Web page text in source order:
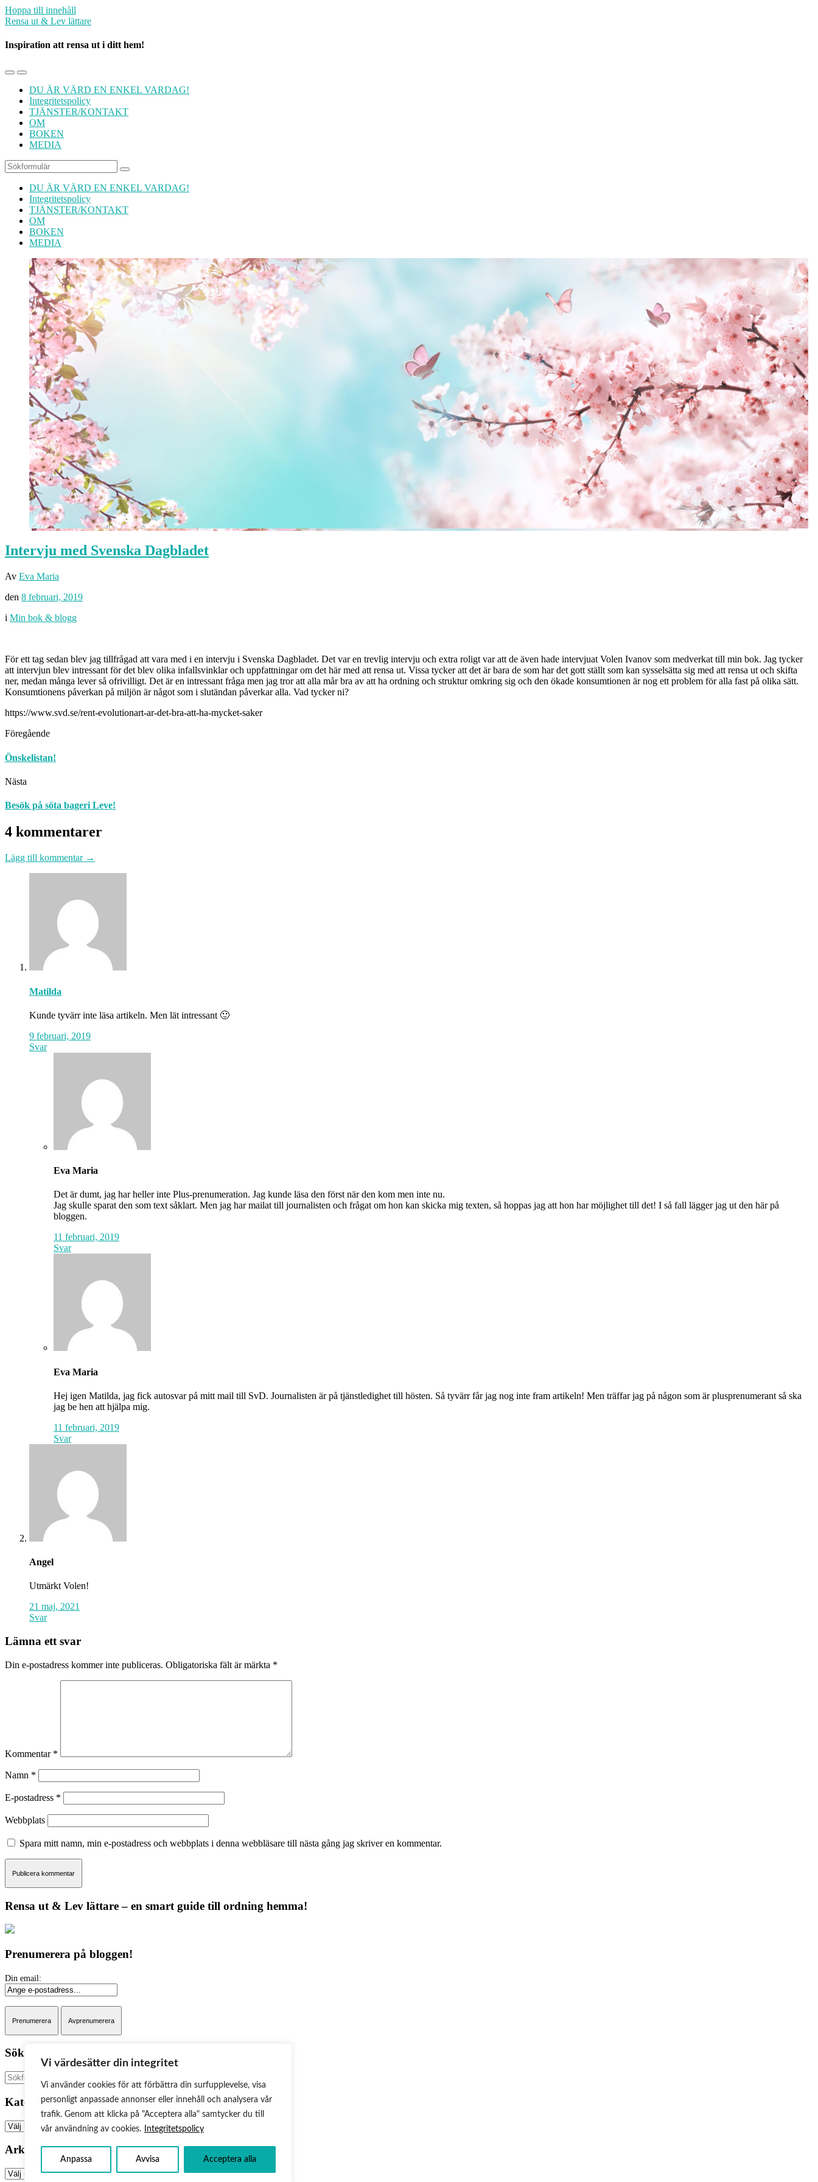
Vi värdesätter din integritet
Vi använder cookies för att förbättra din surfupplevelse, visa
personligt anpassade annonser eller innehåll och analysera vår
trafik. Genom att klicka på "Acceptera alla" samtycker du till
vår användning av cookies.
Integritetspolicy
Anpassa Avvisa Acceptera alla
Hoppa till innehåll
Rensa ut & Lev lättare
Inspiration att rensa ut i ditt hem!
Slå
mobilmenyn
Slå
på/av
sökfältet
DU ÄR VÄRD EN ENKEL VARDAG!
Integritetspolicy
TJÄNSTER/KONTAKT
OM
BOKEN
MEDIA
Sök
DU ÄR VÄRD EN ENKEL VARDAG!
Integritetspolicy
TJÄNSTER/KONTAKT
OM
BOKEN
MEDIA
Intervju med Svenska Dagbladet
Av Eva Maria
den 8 februari, 2019
i Min bok & blogg
För ett tag sedan blev jag tillfrågad att vara med i en intervju i Svenska Dagbladet. Det var en trevlig intervju och extra roligt var att de även hade intervjuat Volen Ivanov som medverkat till min bok. Jag tycker
att intervjun blev intressant för det blev olika infallsvinklar och uppfattningar om det här med att rensa ut. Vissa tycker att det är bara de som har det gott ställt som kan sysselsätta sig med att rensa ut och skifta
ner, medan många lever så ofrivilligt. Det är en intressant fråga men jag tror att alla mår bra av att ha ordning och struktur omkring sig och den ökade konsumtionen är nog ett problem för alla fast på olika sätt.
Konsumtionens påverkan på miljön är något som i slutändan påverkar alla. Vad tycker ni?
https://www.svd.se/rent-evolutionart-ar-det-bra-att-ha-mycket-saker
Föregående
Önskelistan!
Nästa
Besök på söta bageri Leve!
4 kommentarer
Lägg till kommentar →
Matilda
Kunde tyvärr inte läsa artikeln. Men lät intressant 🙂
9 februari, 2019
Svar
Eva Maria
Det är dumt, jag har heller inte Plus-prenumeration. Jag kunde läsa den först när den kom men inte nu.
Jag skulle sparat den som text såklart. Men jag har mailat till journalisten och frågat om hon kan skicka mig texten, så hoppas jag att hon har möjlighet till det! I så fall lägger jag ut den här på
bloggen.
11 februari, 2019
Svar
Eva Maria
Hej igen Matilda, jag fick autosvar på mitt mail till SvD. Journalisten är på tjänstledighet till hösten. Så tyvärr får jag nog inte fram artikeln! Men träffar jag på någon som är plusprenumerant så ska
jag be hen att hjälpa mig.
11 februari, 2019
Svar
Angel
Utmärkt Volen!
21 maj, 2021
Svar
Lämna ett svar
Din e-postadress kommer inte publiceras. Obligatoriska fält är märkta *
Kommentar *
Namn *
E-postadress *
Webbplats
Spara mitt namn, min e-postadress och webbplats i denna webbläsare till nästa gång jag skriver en kommentar.
Rensa ut & Lev lättare – en smart guide till ordning hemma!
Prenumerera på bloggen!
Sök på bloggen:
Sök
Kategorier
Kategorier
Arkiv
Arkiv